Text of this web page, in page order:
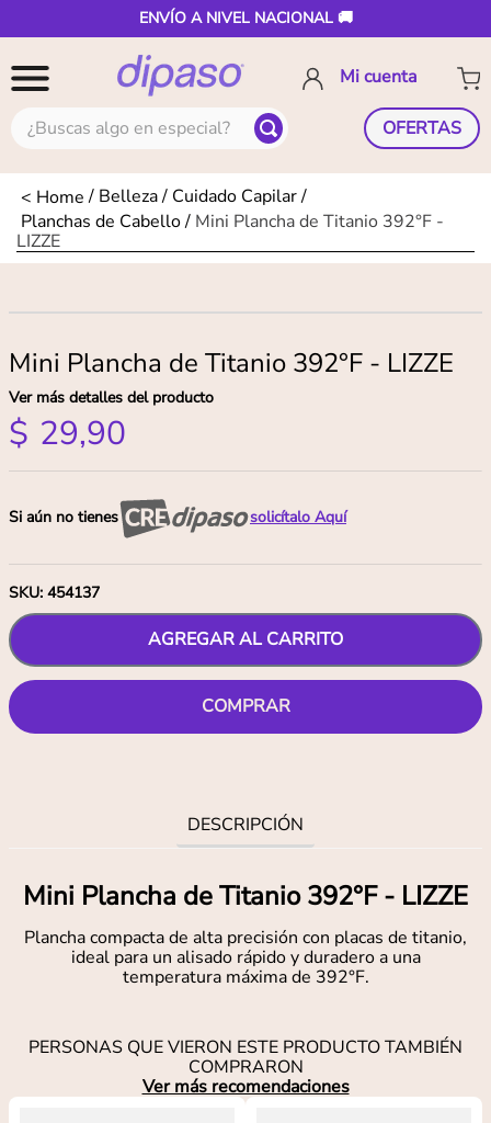
ENVÍO A NIVEL NACIONAL 🚚
¿Buscas algo en especial? OFERTAS
Belleza
Cuidado Capilar
Planchas de Cabello
Mini Plancha de Titanio 392°F -
LIZZE
Mini Plancha de Titanio 392°F - LIZZE
Ver más detalles del producto
$ 29,90
Si aún no tienes solicítalo Aquí
SKU: 454137
AGREGAR AL CARRITO
COMPRAR
DESCRIPCIÓN
Mini Plancha de Titanio 392°F - LIZZE
Plancha compacta de alta precisión con placas de titanio,
ideal para un alisado rápido y duradero a una
temperatura máxima de 392°F.
PERSONAS QUE VIERON ESTE PRODUCTO TAMBIÉN
COMPRARON
Ver más recomendaciones